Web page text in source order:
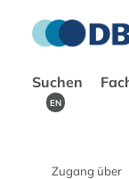
Suchen
EN
Zugang über